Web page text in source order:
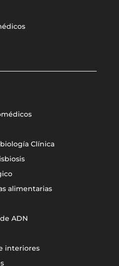
Clínica
alimentarias
ADN
interiores